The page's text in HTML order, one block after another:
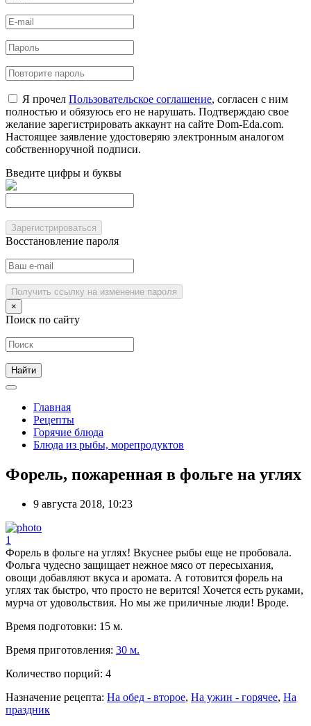
Я прочел Пользовательское соглашение, согласен с ним
полностью и обязуюсь его не нарушать. Подтверждаю свое
желание зарегистрировать аккаунт на сайте Dom-Eda.com.
Настоящее заявление удостоверяю электронным аналогом
собственноручной подписи.
Введите цифры и буквы
Зарегистрироваться
Восстановление пароля
Получить ссылку на изменение пароля
×
Поиск по сайту
Главная
Рецепты
Горячие блюда
Блюда из рыбы, морепродуктов
Форель, пожаренная в фольге на углях
9 августа 2018, 10:23
1
Форель в фольге на углях! Вкуснее рыбы еще не пробовала.
Фольга чудесно защищает нежное мясо от пересыхания,
овощи добавляют вкуса и аромата. А готовится форель на
углях так быстро, что просто не верится! Хочется есть руками,
мурча от удовольствия. Но мы же приличные люди! Вроде.
Время подготовки: 15 м.
Время приготовления: 30 м.
Количество порций: 4
Назначение рецепта: На обед - второе, На ужин - горячее, На
праздник